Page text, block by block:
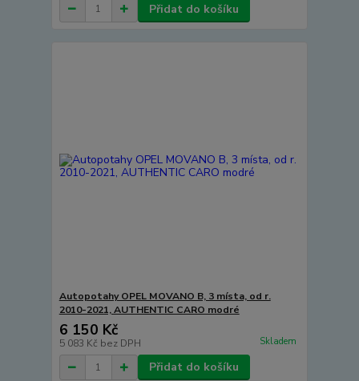
Přidat do košíku
Autopotahy OPEL MOVANO B, 3 místa, od r.
2010-2021, AUTHENTIC CARO modré
6 150 Kč
5 083 Kč bez DPH Skladem
Přidat do košíku